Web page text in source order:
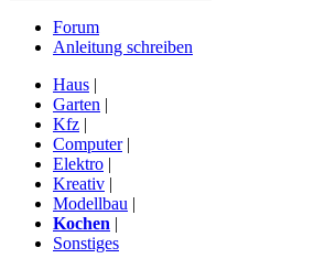
Forum
Anleitung schreiben
Haus |
Garten |
Kfz |
Computer|
Elektro |
Kreativ |
Modellbau |
Kochen |
Sonstiges